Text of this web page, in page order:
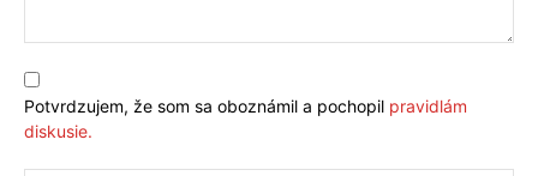
Potvrdzujem, že som sa oboznámil a pochopil pravidlám
diskusie.